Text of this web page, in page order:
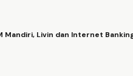
Mandiri, Livin dan Internet